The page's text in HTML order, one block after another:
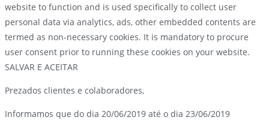
website to function and is used specifically to collect user
personal data via analytics, ads, other embedded contents are
termed as non-necessary cookies. It is mandatory to procure
user consent prior to running these cookies on your website.
SALVAR E ACEITAR
Prezados clientes e colaboradores,
Informamos que do dia 20/06/2019 até o dia 23/06/2019